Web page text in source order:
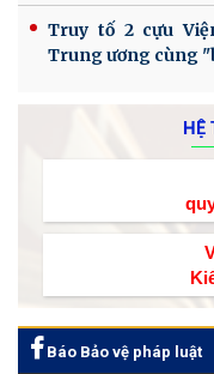
Truy tố 2 cựu
Trung ương cùng
HỆ
Báo Bảo vệ pháp luật